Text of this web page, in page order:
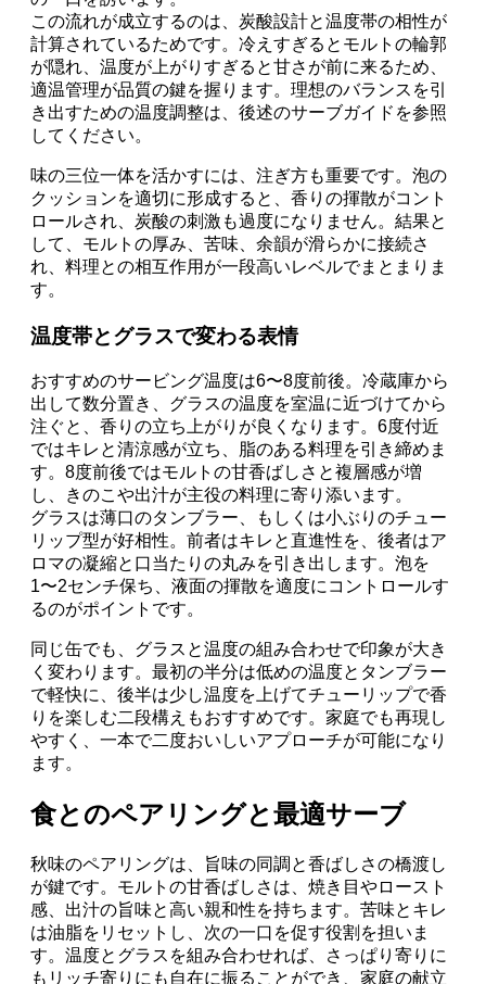
この流れが成立するのは、炭酸設計と温度帯の相性が
計算されているためです。冷えすぎるとモルトの輪郭
が隠れ、温度が上がりすぎると甘さが前に来るため、
適温管理が品質の鍵を握ります。理想のバランスを引
き出すための温度調整は、後述のサーブガイドを参照
してください。
味の三位一体を活かすには、注ぎ方も重要です。泡の
クッションを適切に形成すると、香りの揮散がコント
ロールされ、炭酸の刺激も過度になりません。結果と
して、モルトの厚み、苦味、余韻が滑らかに接続さ
れ、料理との相互作用が一段高いレベルでまとまりま
す。
温度帯とグラスで変わる表情
おすすめのサービング温度は6〜8度前後。冷蔵庫から
出して数分置き、グラスの温度を室温に近づけてから
注ぐと、香りの立ち上がりが良くなります。6度付近
ではキレと清涼感が立ち、脂のある料理を引き締めま
す。8度前後ではモルトの甘香ばしさと複層感が増
し、きのこや出汁が主役の料理に寄り添います。
グラスは薄口のタンブラー、もしくは小ぶりのチュー
リップ型が好相性。前者はキレと直進性を、後者はア
ロマの凝縮と口当たりの丸みを引き出します。泡を
1〜2センチ保ち、液面の揮散を適度にコントロールす
るのがポイントです。
同じ缶でも、グラスと温度の組み合わせで印象が大き
く変わります。最初の半分は低めの温度とタンブラー
で軽快に、後半は少し温度を上げてチューリップで香
りを楽しむ二段構えもおすすめです。家庭でも再現し
やすく、一本で二度おいしいアプローチが可能になり
ます。
食とのペアリングと最適サーブ
秋味のペアリングは、旨味の同調と香ばしさの橋渡し
が鍵です。モルトの甘香ばしさは、焼き目やロースト
感、出汁の旨味と高い親和性を持ちます。苦味とキレ
は油脂をリセットし、次の一口を促す役割を担いま
す。温度とグラスを組み合わせれば、さっぱり寄りに
もリッチ寄りにも自在に振ることができ、家庭の献立